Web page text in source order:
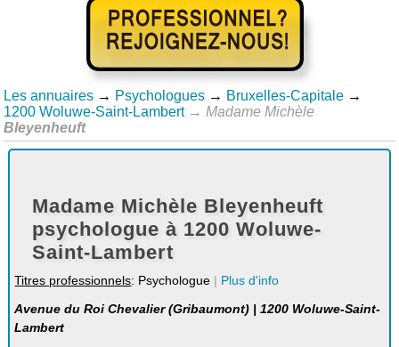
Les annuaires → Psychologues → Bruxelles-Capitale →
1200 Woluwe-Saint-Lambert → Madame Michèle
Bleyenheuft
Madame Michèle Bleyenheuft
psychologue à 1200 Woluwe-
Saint-Lambert
Titres professionnels: Psychologue | Plus d'info
Avenue du Roi Chevalier (Gribaumont) | 1200 Woluwe-Saint-
Lambert